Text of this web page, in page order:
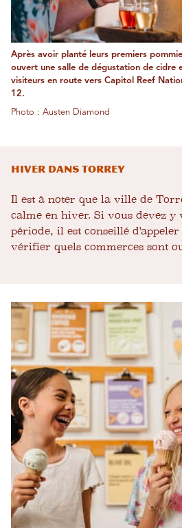
Après avoir planté leurs premiers
ouvert une salle de dégustation de cidre
visiteurs en route vers Capitol Reef
12.
Photo : Austen Diamond
Hiver dans Torrey
Il est à noter que la ville de
calme en hiver. Si vous devez y
période, il est conseillé
vérifier quels commerces sont